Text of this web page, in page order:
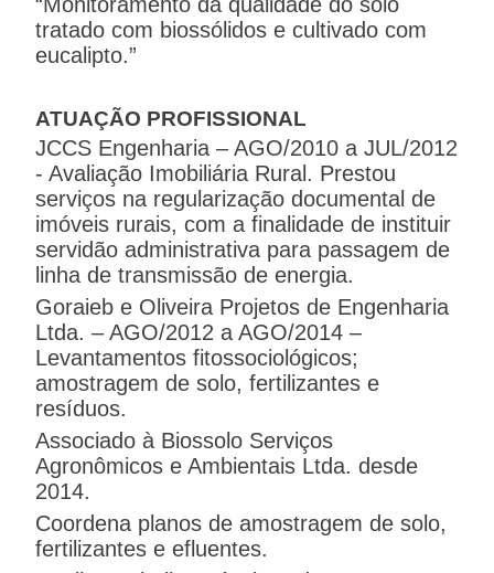
tratado com biossólidos e cultivado com
eucalipto.”
ATUAÇÃO PROFISSIONAL
JCCS Engenharia – AGO/2010 a JUL/2012
- Avaliação Imobiliária Rural. Prestou
serviços na regularização documental de
imóveis rurais, com a finalidade de instituir
servidão administrativa para passagem de
linha de transmissão de energia.
Goraieb e Oliveira Projetos de Engenharia
Ltda. – AGO/2012 a AGO/2014 –
Levantamentos fitossociológicos;
amostragem de solo, fertilizantes e
resíduos.
Associado à Biossolo Serviços
Agronômicos e Ambientais Ltda. desde
2014.
Coordena planos de amostragem de solo,
fertilizantes e efluentes.